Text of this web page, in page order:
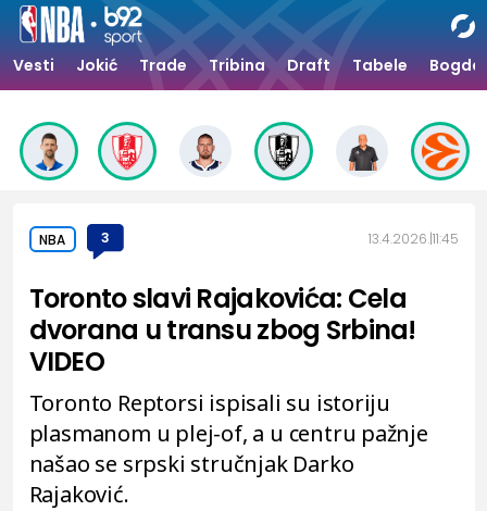
Vesti Jokić Trade Tribina Draft Tabele
NBA 3 13.4.2026. 11:45
Toronto slavi Rajakovića: Cela
dvorana u transu zbog Srbina!
VIDEO
Toronto Reptorsi ispisali su istoriju
plasmanom u plej-of, a u centru pažnje
našao se srpski stručnjak Darko
Rajaković.